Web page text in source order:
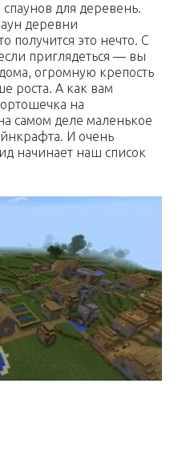
для деревень.
деревни
получится это нечто. С
приглядеться — вы
огромную крепость
роста. А как вам
на
самом деле маленькое
И очень
начинает наш список